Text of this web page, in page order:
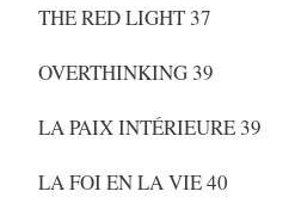
THE RED LIGHT 37
OVERTHINKING 39
LA PAIX INTÉRIEURE 39
LA FOI EN LA VIE 40